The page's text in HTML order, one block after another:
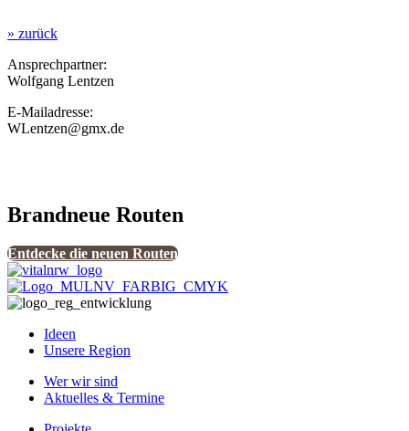
» zurück
Ansprechpartner:
Wolfgang Lentzen
E-Mailadresse:
WLentzen@gmx.de
Brandneue Routen
Entdecke die neuen Routen
Ideen
Unsere Region
Wer wir sind
Aktuelles & Termine